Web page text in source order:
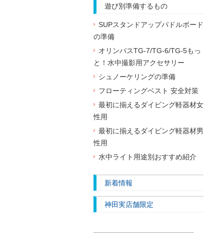
遊び別準備するもの
SUPスタンドアップパドルボード
の準備
オリンパスTG-7/TG-6/TG-5もっ
と！水中撮影用アクセサリー
シュノーケリングの準備
フローティングベスト 安全対策
最初に揃えるダイビング軽器材女
性用
最初に揃えるダイビング軽器材男
性用
水中ライト用途別おすすめ紹介
新着情報
神田実店舗限定